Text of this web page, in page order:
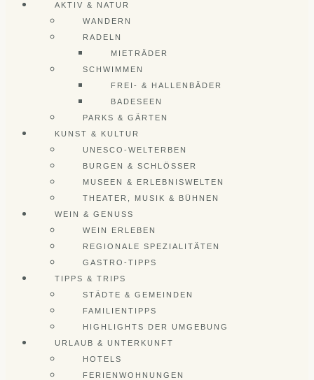
AKTIV & NATUR
WANDERN
RADELN
MIETRÄDER
SCHWIMMEN
FREI- & HALLENBÄDER
BADESEEN
PARKS & GÄRTEN
KUNST & KULTUR
UNESCO-WELTERBEN
BURGEN & SCHLÖSSER
MUSEEN & ERLEBNISWELTEN
THEATER, MUSIK & BÜHNEN
WEIN & GENUSS
WEIN ERLEBEN
REGIONALE SPEZIALITÄTEN
GASTRO-TIPPS
TIPPS & TRIPS
STÄDTE & GEMEINDEN
FAMILIENTIPPS
HIGHLIGHTS DER UMGEBUNG
URLAUB & UNTERKUNFT
HOTELS
FERIENWOHNUNGEN